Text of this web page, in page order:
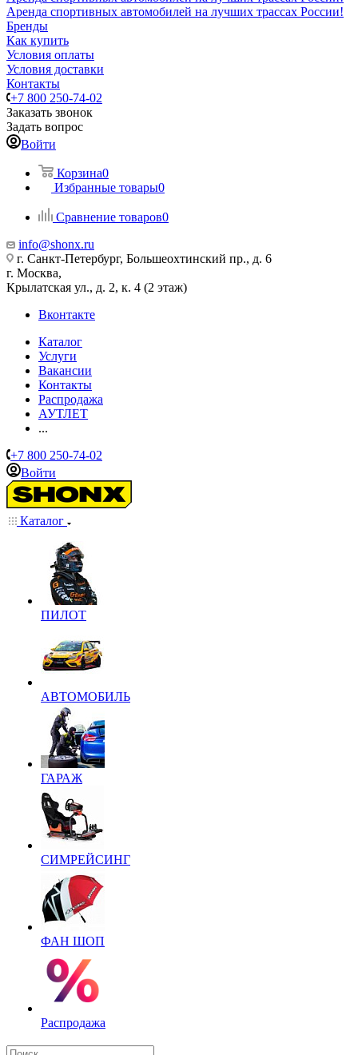
Аренда спортивных автомобилей на лучших трассах России!
Бренды
Как купить
Условия оплаты
Условия доставки
Контакты
+7 800 250-74-02
Заказать звонок
Задать вопрос
Войти
Корзина0
Избранные товары0
Сравнение товаров0
info@shonx.ru
г. Санкт-Петербург, Большеохтинский пр., д. 6
г. Москва,
Крылатская ул., д. 2, к. 4 (2 этаж)
Вконтакте
Каталог
Услуги
Вакансии
Контакты
Распродажа
АУТЛЕТ
...
+7 800 250-74-02
Войти
Каталог
ПИЛОТ
АВТОМОБИЛЬ
ГАРАЖ
СИМРЕЙСИНГ
ФАН ШОП
Распродажа